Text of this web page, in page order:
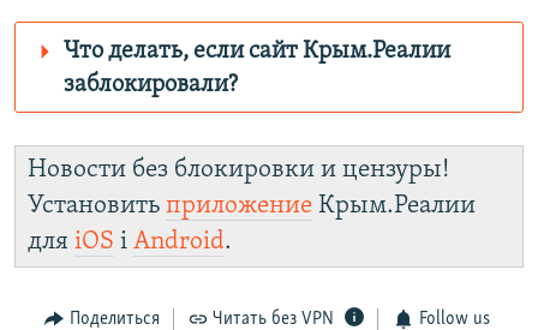
Что делать, если сайт Крым.Реалии
заблокировали?
Крым.Реалии
зеркального сайта:
https://d2rsmg816jzc8o.cloudfront.net/
установить VPN
Новости без блокировки и цензуры!
Установить приложение Крым.Реалии
для iOS і Android.
Поделиться Читать без VPN Follow us